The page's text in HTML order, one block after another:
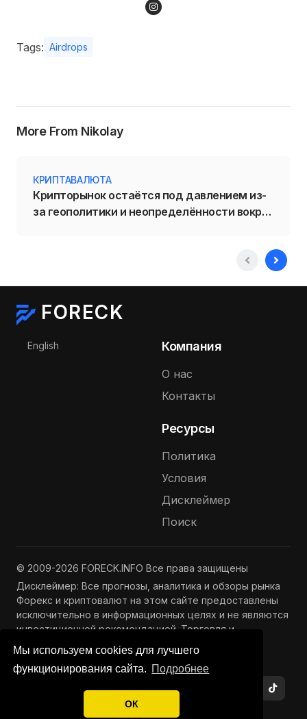
Мы используем cookies для лучшего
функционирования сайта. Подробнее
ОК
Tags: Airdrops
More From Nikolay
КРИПТАВАЛЮТА
Крипторынок остаётся под давлением из-
за геополитики и неопределённости вокруг
FORECK
Выберите язык
English Компания
О нас
Контакты
Ресурсы
Политика
Условия
Дисклеймер
Поиск
© 2009-2026 FORECK.INFO Все права защищены
Дисклеймер: Все прогнозы, аналитика и обзоры рынка
Форекс и криптовалют на этом сайте предоставлены
исключительно в информационных целях и не являются
инвестиционной рекомендацией. Торговля и
инвестиции связаны с риском потери капитала.
Подробнее —Полный дисклеймер